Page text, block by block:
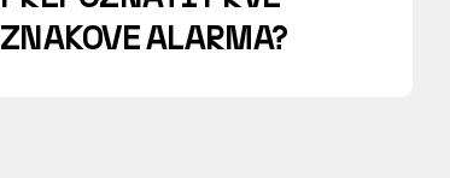
ZNAKOVE ALARMA?